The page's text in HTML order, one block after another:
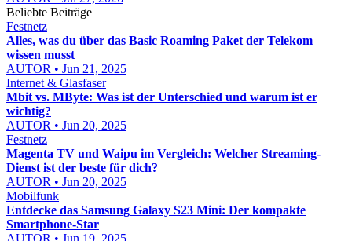
Beliebte Beiträge
Festnetz
Alles, was du über das Basic Roaming Paket der Telekom
wissen musst
AUTOR • Jun 21, 2025
Internet & Glasfaser
Mbit vs. MByte: Was ist der Unterschied und warum ist er
wichtig?
AUTOR • Jun 20, 2025
Festnetz
Magenta TV und Waipu im Vergleich: Welcher Streaming-
Dienst ist der beste für dich?
AUTOR • Jun 20, 2025
Mobilfunk
Entdecke das Samsung Galaxy S23 Mini: Der kompakte
Smartphone-Star
AUTOR • Jun 19, 2025